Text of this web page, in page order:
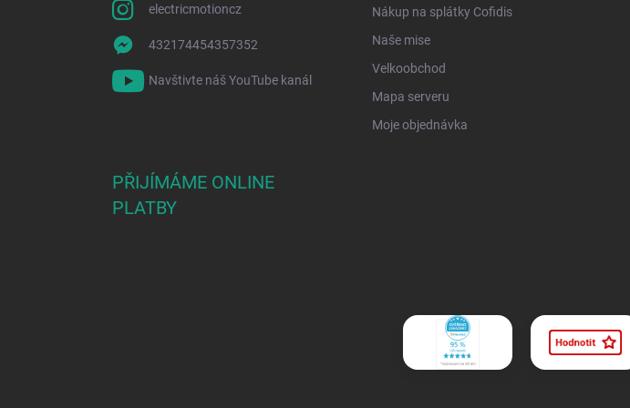
electricmotioncz
432174454357352
Navštivte náš YouTube kanál
Nákup na splátky Cofidis
Naše mise
Velkoobchod
Mapa serveru
Moje objednávka
PŘIJÍMÁME ONLINE
PLATBY